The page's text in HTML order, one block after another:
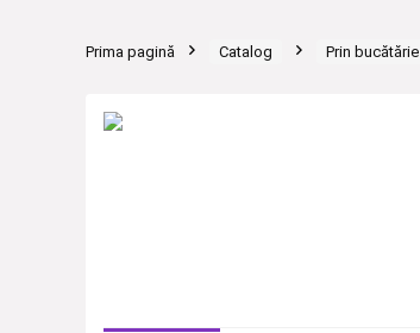
Prima pagină Catalog Prin bucătărie